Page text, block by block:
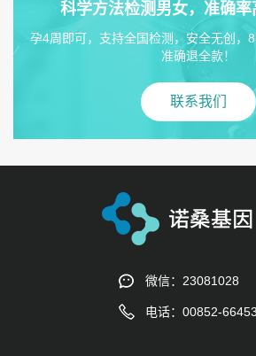
科学方法检测男女，准确
孕4周即可，支持全国检测，安全无创，
准确退全款！
联系我们
微信：23081028
电话：00852-